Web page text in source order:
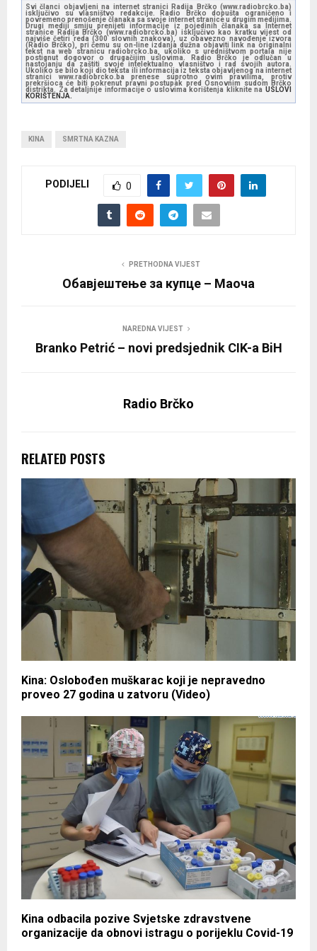
Svi članci objavljeni na internet stranici Radija Brčko (www.radiobrcko.ba)
isključivo su vlasništvo redakcije. Radio Brčko dopušta ograničeno i
povremeno prenošenje članaka sa svoje internet stranice u drugim medijima.
Drugi mediji smiju prenijeti informacije iz pojedinih članaka sa Internet
stranice Radija Brčko (www.radiobrcko.ba) isključivo kao kratku vijest od
najviše četiri reda (300 slovnih znakova), uz obavezno navođenje izvora
(Radio Brčko), pri čemu su on-line izdanja dužna objaviti link na originalni
tekst na web stranicu radiobrcko.ba, ukoliko s uredništvom portala nije
postignut dogovor o drugačijim uslovima. Radio Brčko je odlučan u
nastojanju da zaštiti svoje intelektualno vlasništvo i rad svojih autora.
Ukoliko se bilo koji dio teksta ili informacija iz teksta objavljenog na internet
stranici www.radiobrcko.ba prenese suprotno ovim pravilima, protiv
prekršioca će biti pokrenut pravni postupak pred Osnovnim sudom Brčko
distrikta. Za detaljnije informacije o uslovima korištenja kliknite na USLOVI
KORIŠTENJA.
KINA SMRTNA KAZNA
PODIJELI 0
PRETHODNA VIJEST
Обавјештење за купце – Маоча
NAREDNA VIJEST
Branko Petrić – novi predsjednik CIK-a BiH
Radio Brčko
RELATED POSTS
Kina: Oslobođen muškarac koji je nepravedno
proveo 27 godina u zatvoru (Video)
Kina odbacila pozive Svjetske zdravstvene
organizacije da obnovi istragu o porijeklu Covid-19